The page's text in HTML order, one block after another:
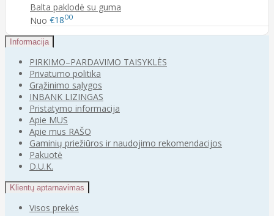
Balta paklodė su guma
Nuo €1800
Informacija
PIRKIMO–PARDAVIMO TAISYKLĖS
Privatumo politika
Grąžinimo sąlygos
INBANK LIZINGAS
Pristatymo informacija
Apie MUS
Apie mus RAŠO
Gaminių priežiūros ir naudojimo rekomendacijos
Pakuotė
D.U.K.
Klientų aptarnavimas
Visos prekės